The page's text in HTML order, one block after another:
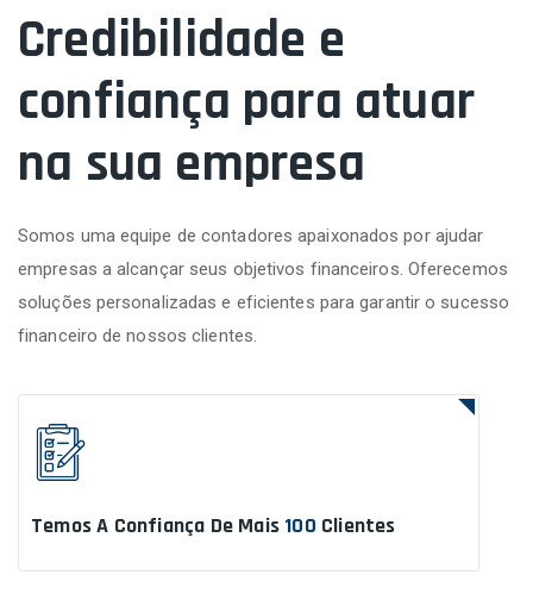
Credibilidade e
confiança para atuar
na sua empresa
Somos uma equipe de contadores apaixonados por ajudar
empresas a alcançar seus objetivos financeiros. Oferecemos
soluções personalizadas e eficientes para garantir o sucesso
financeiro de nossos clientes.
Temos A Confiança De Mais 100 Clientes